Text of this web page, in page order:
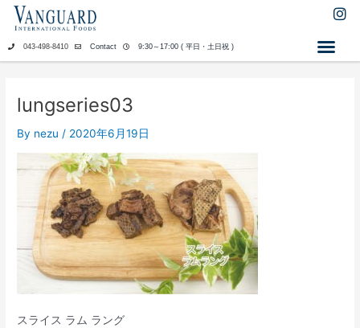
ス
I
043-498-8410 Contact 9:30～17:00 ( 平日・土日祝 )
lungseries03
By nezu / 2020年6月19日
スライス ラム ラング